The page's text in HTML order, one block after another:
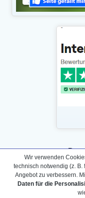
Wir verwenden
technisch notwendig (z.
Angebot zu verbessern.
Daten für die